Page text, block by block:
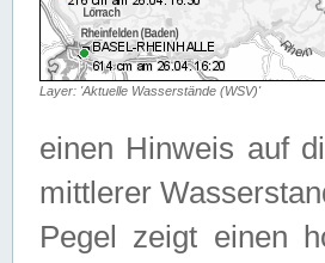
Layer: 'Aktuelle Wasserstände (WSV)'
einen Hinweis auf
mittlerer
Pegel zeigt einen